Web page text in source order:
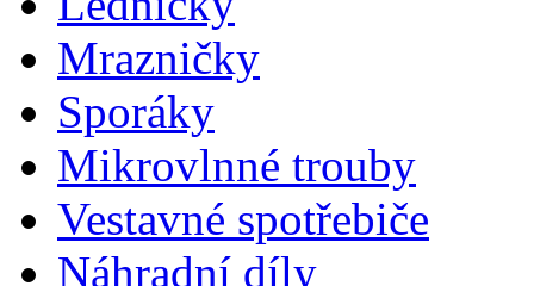
Mrazničky
Sporáky
Mikrovlnné trouby
Vestavné spotřebiče
Náhradní díly